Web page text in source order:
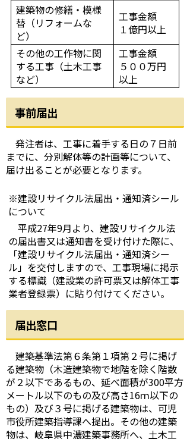
建築物の修繕・模様
替（リフォームな
ど）
工事金額
１億円以上
その他の工作物に関
する工事（土木工事
など）
工事金額
５００万円
以上
事前届出
発注者は、工事に着手する日の７日前
までに、分別解体等の計画等について、
届け出ることが必要となります。
※建設リサイクル法届出・通知済シール
について
平成27年9月より、建設リサイクル法
の届出書又は通知書を受け付けた際に、
「建設リサイクル法届出・通知済シー
ル」を交付しますので、工事現場に掲示
する標識（建設業の許可票又は解体工事
業者登録票）に貼り付けてください。
届出窓口
建築基準法第６条第１項第２号に掲げ
る建築物（木造建築物で地階を除く階数
が２以下であるもの、延べ面積が300平方
メートル以下のもの及び高さ16ｍ以下の
もの）及び３号に掲げる建築物は、可児
市役所建築指導課へ提出。その他の建築
物は、岐阜県中濃建築事務所へ、土木工